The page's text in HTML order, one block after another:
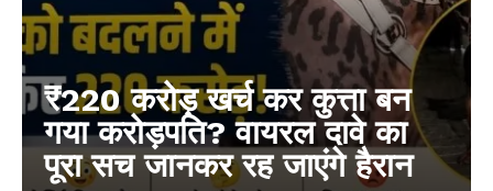
₹220 करोड़ खर्च कर कुत्ता बन
गया करोड़पति? वायरल दावे का
पूरा सच जानकर रह जाएंगे हैरान